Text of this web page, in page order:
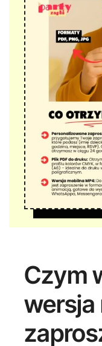
Czym
wersja